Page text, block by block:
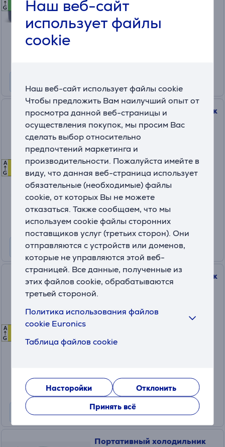
Наш веб-сайт
использует файлы
cookie
Наш веб-сайт использует файлы cookie
Чтобы предложить Вам наилучший опыт от
просмотра данной веб-страницы и
осуществления покупок, мы просим Вас
сделать выбор относительно
предпочтений маркетинга и
производительности. Пожалуйста имейте в
виду, что данная веб-страница использует
обязательные (необходимые) файлы
cookie, от которых Вы не можете
отказаться. Также сообщаем, что мы
используем cookie файлы сторонних
поставщиков услуг (третьих сторон). Они
отправляются с устройств или доменов,
которые не управляются этой веб-
страницей. Все данные, полученные из
этих файлов cookie, обрабатываются
третьей стороной.
Политика использования файлов
cookie Euronics
Таблица файлов cookie
Насторойки
Отклонить
Принять всё
G
На складе
Цена:
399
A
G
Автомобильный холодильник
Igloo 24 L, DC 12 В, синий
IE24DC
На складе
Цена для друга:
59 .99 €
Обычная цена: 79.99 €
Информационный лист
A
G
Автомобильный холодильник
Igloo, 42 л, AC/DC, 12/230 В,
Обычная цена: 199.99 €
10 месяцев 16 €
Портативный холодильник